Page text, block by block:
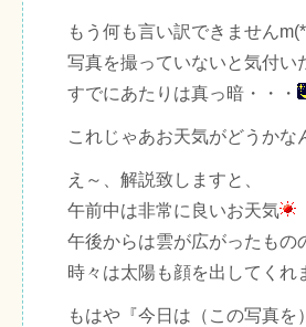
もう何も言い訳できません
写真を撮っていないと気付い
すでにあたりは真っ暗・・・
これじゃあお天気がどうかな
え～、解説致しますと、
午前中は非常に良いお天気
午後からは雲が広がったもの
時々は太陽も顔を出してくれ
もはや『今日は（この写真